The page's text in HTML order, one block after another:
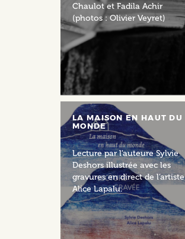
Chaulot et Fadila Achir
(photos : Olivier Veyret)
LA MAISON EN HAUT DU
MONDE
Lecture par l'auteure Sylvie
Deshors illustrée avec les
gravures en direct de l’artiste
Alice Lapalu.